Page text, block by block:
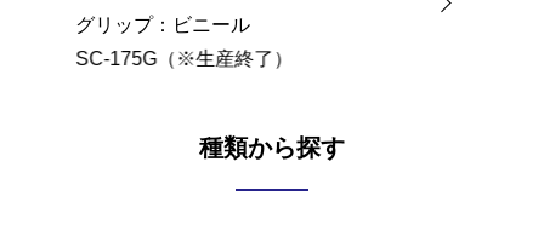
グリップ
ビニール
SC-175G（※生産終了）
種類から探す